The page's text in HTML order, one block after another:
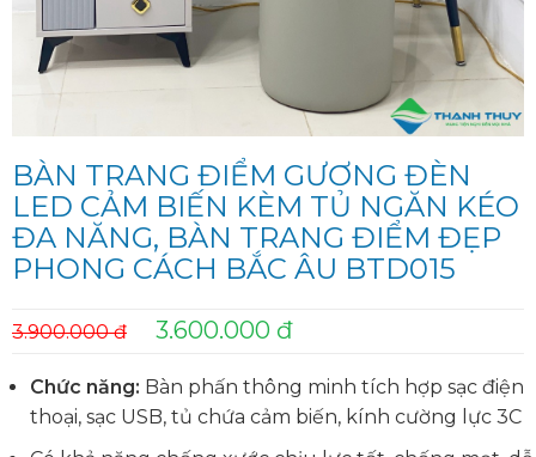
BÀN TRANG ĐIỂM GƯƠNG ĐÈN
LED CẢM BIẾN KÈM TỦ NGĂN KÉO
ĐA NĂNG, BÀN TRANG ĐIỂM ĐẸP
PHONG CÁCH BẮC ÂU BTD015
3.900.000 đ 3.600.000 đ
Chức năng: Bàn phấn thông minh tích hợp sạc điện
thoại, sạc USB, tủ chứa cảm biến, kính cường lực 3C